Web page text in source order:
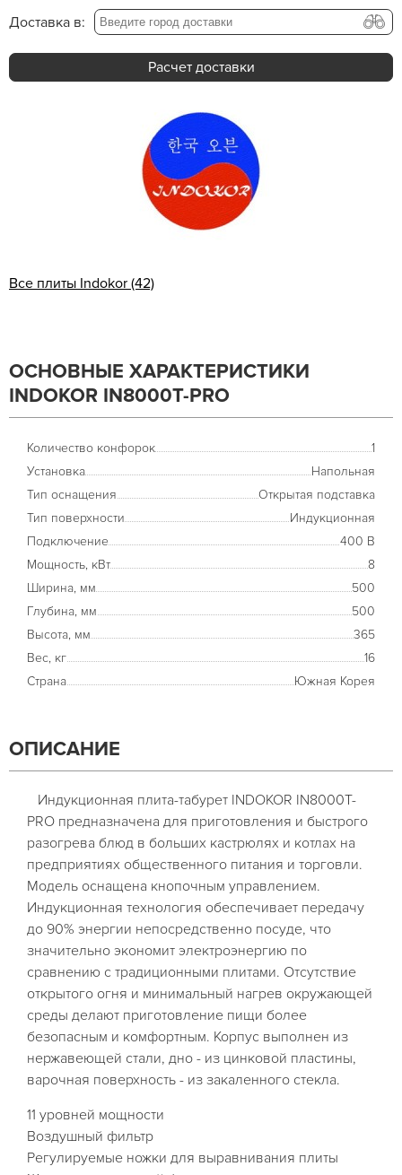
Доставка в:
Расчет доставки
Все плиты Indokor (42)
ОСНОВНЫЕ ХАРАКТЕРИСТИКИ
INDOKOR IN8000T-PRO
Количество конфорок
1
Установка
Напольная
Тип оснащения
Открытая подставка
Тип поверхности
Индукционная
Подключение
400 В
Мощность, кВт
8
Ширина, мм
500
Глубина, мм
500
Высота, мм
365
Вес, кг
16
Страна
Южная Корея
ОПИСАНИЕ
Индукционная плита-табурет INDOKOR IN8000T-
PRO предназначена для приготовления и быстрого
разогрева блюд в больших кастрюлях и котлах на
предприятиях общественного питания и торговли.
Модель оснащена кнопочным управлением.
Индукционная технология обеспечивает передачу
до 90% энергии непосредственно посуде, что
значительно экономит электроэнергию по
сравнению с традиционными плитами. Отсутствие
открытого огня и минимальный нагрев окружающей
среды делают приготовление пищи более
безопасным и комфортным. Корпус выполнен из
нержавеющей стали, дно - из цинковой пластины,
варочная поверхность - из закаленного стекла.
11 уровней мощности
Воздушный фильтр
Регулируемые ножки для выравнивания плиты